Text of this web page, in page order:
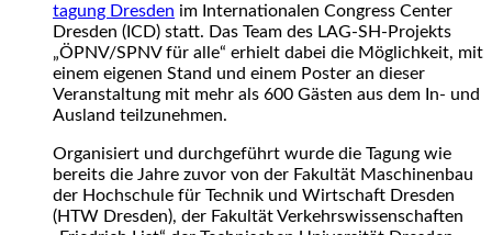
tagung Dresden im Internationalen Congress Center
Dresden (ICD) statt. Das Team des LAG-SH-Projekts
„ÖPNV/SPNV für alle“ erhielt dabei die Möglichkeit, mit
einem eigenen Stand und einem Poster an dieser
Veranstaltung mit mehr als 600 Gästen aus dem In- und
Ausland teilzunehmen.
Organisiert und durchgeführt wurde die Tagung wie
bereits die Jahre zuvor von der Fakultät Maschinenbau
der Hochschule für Technik und Wirtschaft Dresden
(HTW Dresden), der Fakul­tät Verkehrswis­senschaften